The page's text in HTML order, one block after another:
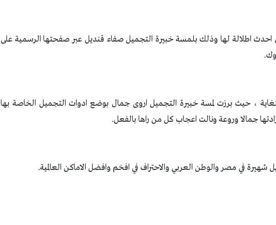
اطلالة لها وذلك بلمسة خبيرة التجميل صفاء قنديل عبر صفحتها الرسمية على
، حيث برزت لمسة خبيرة التجميل اروى جمال بوضع ادوات التجميل الخاصة بها
جمالا وروعة ونالت اعجاب كل من راها بالفعل.
في مصر والوطن العربي والاحتراف في افخم وافضل الاماكن العالمية.